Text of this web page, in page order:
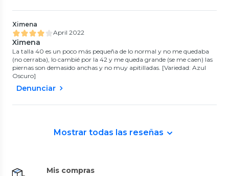
Ximena
April 2022
Ximena
La talla 40 es un poco más pequeña de lo normal y no me quedaba
(no cerraba), lo cambié por la 42 y me queda grande (se me caen) las
piernas son demasido anchas y no muy apitilladas. [Variedad: Azul
Oscuro]
Denunciar
Mostrar todas las reseñas
Mis compras